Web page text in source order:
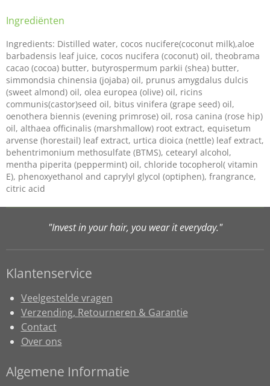
Ingrediënten
Ingredients: Distilled water, cocos nucifere(coconut milk),aloe
barbadensis leaf juice, cocos nucifera (coconut) oil, theobrama
cacao (cocoa) butter, butyrospermum parkii (shea) butter,
simmondsia chinensia (jojaba) oil, prunus amygdalus dulcis
(sweet almond) oil, olea europea (olive) oil, ricins
communis(castor)seed oil, bitus vinifera (grape seed) oil,
oenothera biennis (evening primrose) oil, rosa canina (rose hip)
oil, althaea officinalis (marshmallow) root extract, equisetum
arvense (horestail) leaf extract, urtica dioica (nettle) leaf extract,
behentrimonium methosulfate (BTMS), cetearyl alcohol,
mentha piperita (peppermint) oil, chloride tocopherol( vitamin
E), phenoxyethanol and caprylyl glycol (optiphen), frangrance,
citric acid
"Invest in your hair, you wear it everyday."
Klantenservice
Veelgestelde vragen
Verzending, Retourneren & Garantie
Contact
Over ons
Algemene Informatie